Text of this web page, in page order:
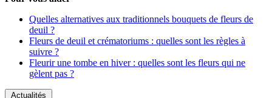
Quelles alternatives aux traditionnels bouquets de fleurs de
deuil ?
Fleurs de deuil et crématoriums : quelles sont les règles à
suivre ?
Fleurir une tombe en hiver : quelles sont les fleurs qui ne
gèlent pas ?
Actualités